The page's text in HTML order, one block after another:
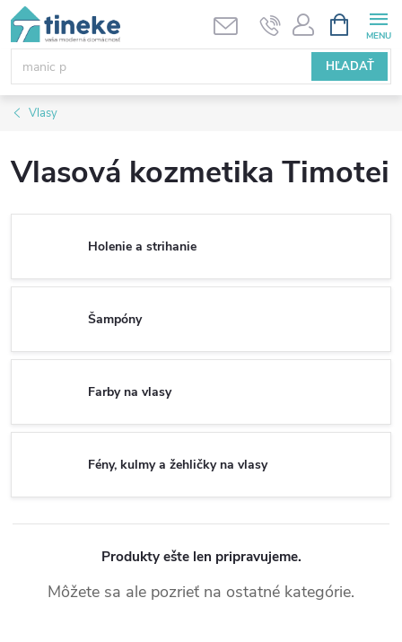
Prejsť
obsah
HĽADAŤ
KOŠÍK
Vlasy
Vlasová kozmetika Timotei
Holenie a strihanie
Šampóny
Farby na vlasy
Fény, kulmy a žehličky na vlasy
Produkty ešte len pripravujeme.
Môžete sa ale pozrieť na ostatné kategórie.